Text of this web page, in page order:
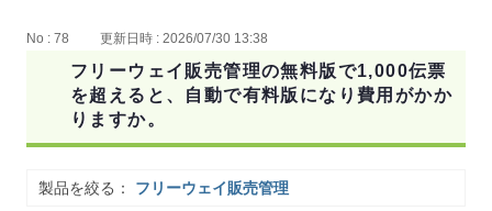
No : 78 更新日時 : 2026/07/30 13:38
フリーウェイ販売管理の無料版で1,000伝票
を超えると、自動で有料版になり費用がかか
りますか。
製品を絞る： フリーウェイ販売管理